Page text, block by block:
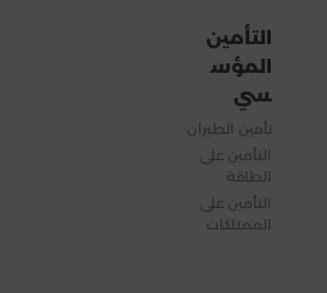
التأمين
المؤس
سي
تأمين الطيران
التأمين على
الطاقة
التأمين على
الممتلكات